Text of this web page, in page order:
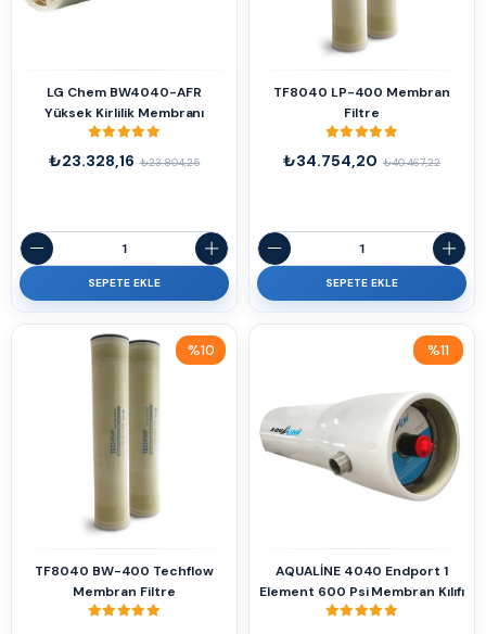
LG Chem BW4040-AFR
Yüksek Kirlilik Membranı
₺23.328,16 ₺23.804,25
SEPETE EKLE
TF8040 LP-400 Membran
Filtre
₺34.754,20 ₺40.467,22
SEPETE EKLE
TF8040 BW-400 Techflow
Membran Filtre
%10
AQUALİNE 4040 Endport 1
Element 600 Psi Membran Kılıfı
%11
%11İndirim